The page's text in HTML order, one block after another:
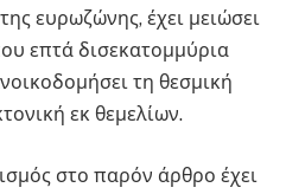
ευρωζώνης, έχει μειώσει
επτά δισεκατομμύρια
τη θεσμική
εκ θεμελίων.
στο παρόν άρθρο έχει